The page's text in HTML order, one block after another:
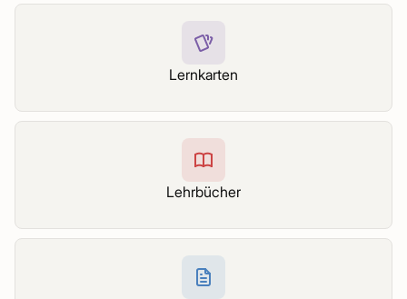
Lernkarten
Lehrbücher